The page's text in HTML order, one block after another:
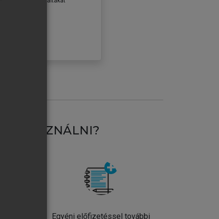
HASZNÁLNI?
Egyéni előfizetéssel további